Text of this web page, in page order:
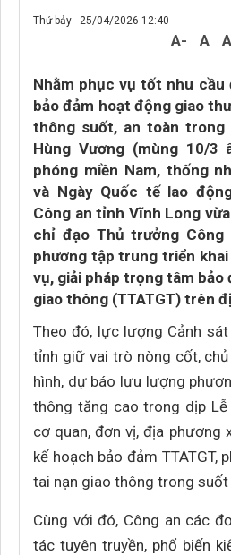
Thứ bảy - 25/04/2026 12:40
A- A
Nhằm phục vụ tốt nhu cầu
bảo đảm hoạt động giao
thông suốt, an toàn trong
Hùng Vương (mùng 10/3
phóng miền Nam, thống
và Ngày Quốc tế lao
Công an tỉnh Vĩnh Long
chỉ đạo Thủ trưởng
phương tập trung triển
vụ, giải pháp trọng tâm
giao thông (TTATGT) trên
Theo đó, lực lượng Cảnh
tỉnh giữ vai trò nòng cốt,
hình, dự báo lưu lượng
thông tăng cao trong dịp
cơ quan, đơn vị, địa phương
kế hoạch bảo đảm TTATGT,
tai nạn giao thông trong
Cùng với đó, Công an các
tác tuyên truyền, phổ biến